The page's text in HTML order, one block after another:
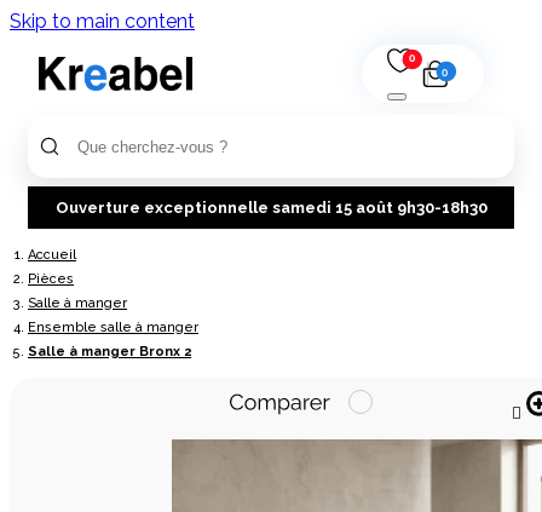
Skip to main content
0
0
Ouverture exceptionnelle samedi 15 août 9h30-18h30
Accueil
Pièces
Salle à manger
Ensemble salle à manger
Salle à manger Bronx 2
